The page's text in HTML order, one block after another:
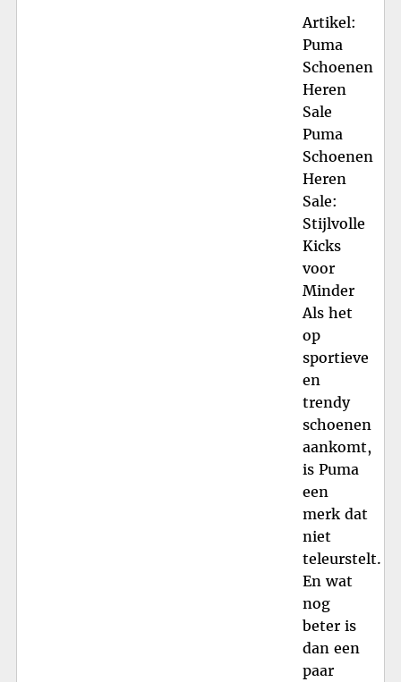
Artikel:
Puma
Schoenen
Heren
Sale
Puma
Schoenen
Heren
Sale:
Stijlvolle
Kicks
voor
Minder
Als het
op
sportieve
en
trendy
schoenen
aankomt,
is Puma
een
merk dat
niet
teleurstelt.
En wat
nog
beter is
dan een
paar